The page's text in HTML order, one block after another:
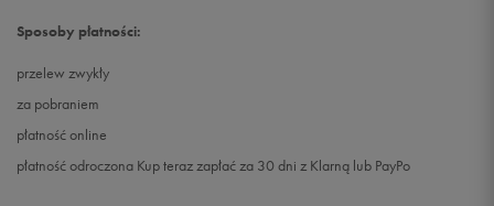
Sposoby płatności:
przelew zwykły
za pobraniem
płatność online
płatność odroczona Kup teraz zapłać za 30 dni z Klarną lub PayPo